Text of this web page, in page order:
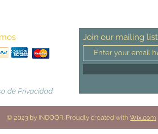
de Privacidad
Join our mailing list
© 2023 by INDOOR. Proudly created with Wix.com